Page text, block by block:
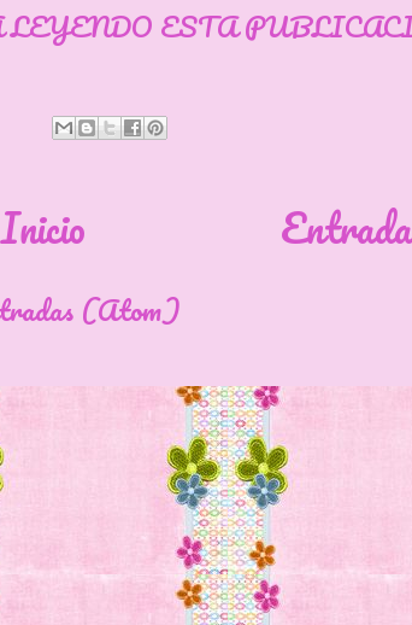
ESTA
Inicio
(Atom)